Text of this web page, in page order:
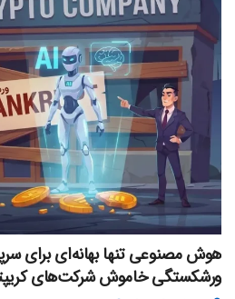
هوش مصنوعی تنها بهانه‌ای برای
ورشکستگی خاموش شرکت‌های